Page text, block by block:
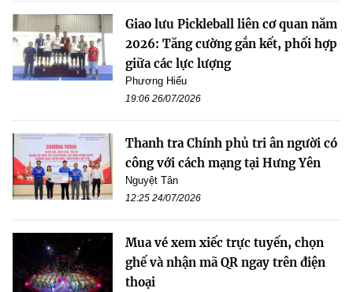
Giao lưu Pickleball liên cơ quan năm
2026: Tăng cường gắn kết, phối hợp
giữa các lực lượng
Phương Hiếu
19:06 26/07/2026
Thanh tra Chính phủ tri ân người có
công với cách mạng tại Hưng Yên
Nguyệt Tân
12:25 24/07/2026
Mua vé xem xiếc trực tuyến, chọn
ghế và nhận mã QR ngay trên điện
thoại